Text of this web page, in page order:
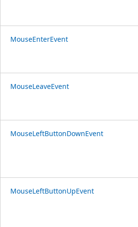
MouseEnterEvent
MouseLeaveEvent
MouseLeftButtonDownEvent
MouseLeftButtonUpEvent